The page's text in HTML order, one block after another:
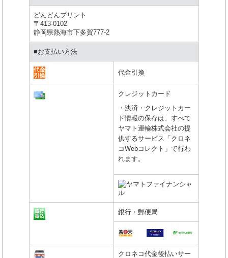
どんどんプリント
〒413-0102
静岡県熱海市下多賀777-2
■お支払い方法
代金引換
クレジットカード
・決済・クレジットカー
ド情報の保存は、すべて
ヤマト運輸株式会社の提
供するサービス「クロネ
コWebコレクト」で行わ
れます。
銀行・郵便局
クロネコ代金後払いサー